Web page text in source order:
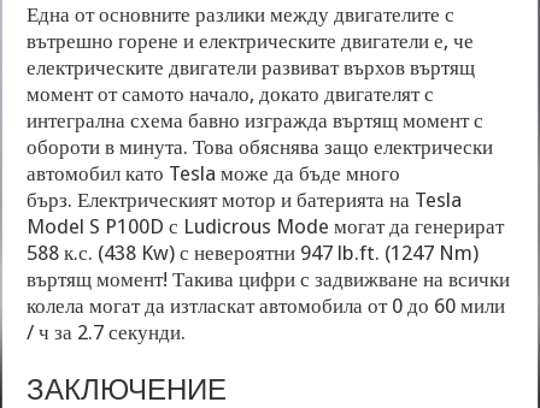
Една от основните разлики между двигателите с
вътрешно горене и електрическите двигатели е, че
електрическите двигатели развиват върхов въртящ
момент от самото начало, докато двигателят с
интегрална схема бавно изгражда въртящ момент с
обороти в минута. Това обяснява защо електрически
автомобил като Tesla може да бъде много
бърз. Електрическият мотор и батерията на Tesla
Model S P100D с Ludicrous Mode могат да генерират
588 к.с. (438 Kw) с невероятни 947 lb.ft. (1247 Nm)
въртящ момент! Такива цифри с задвижване на всички
колела могат да изтласкат автомобила от 0 до 60 мили
/ ч за 2.7 секунди.
ЗАКЛЮЧЕНИЕ